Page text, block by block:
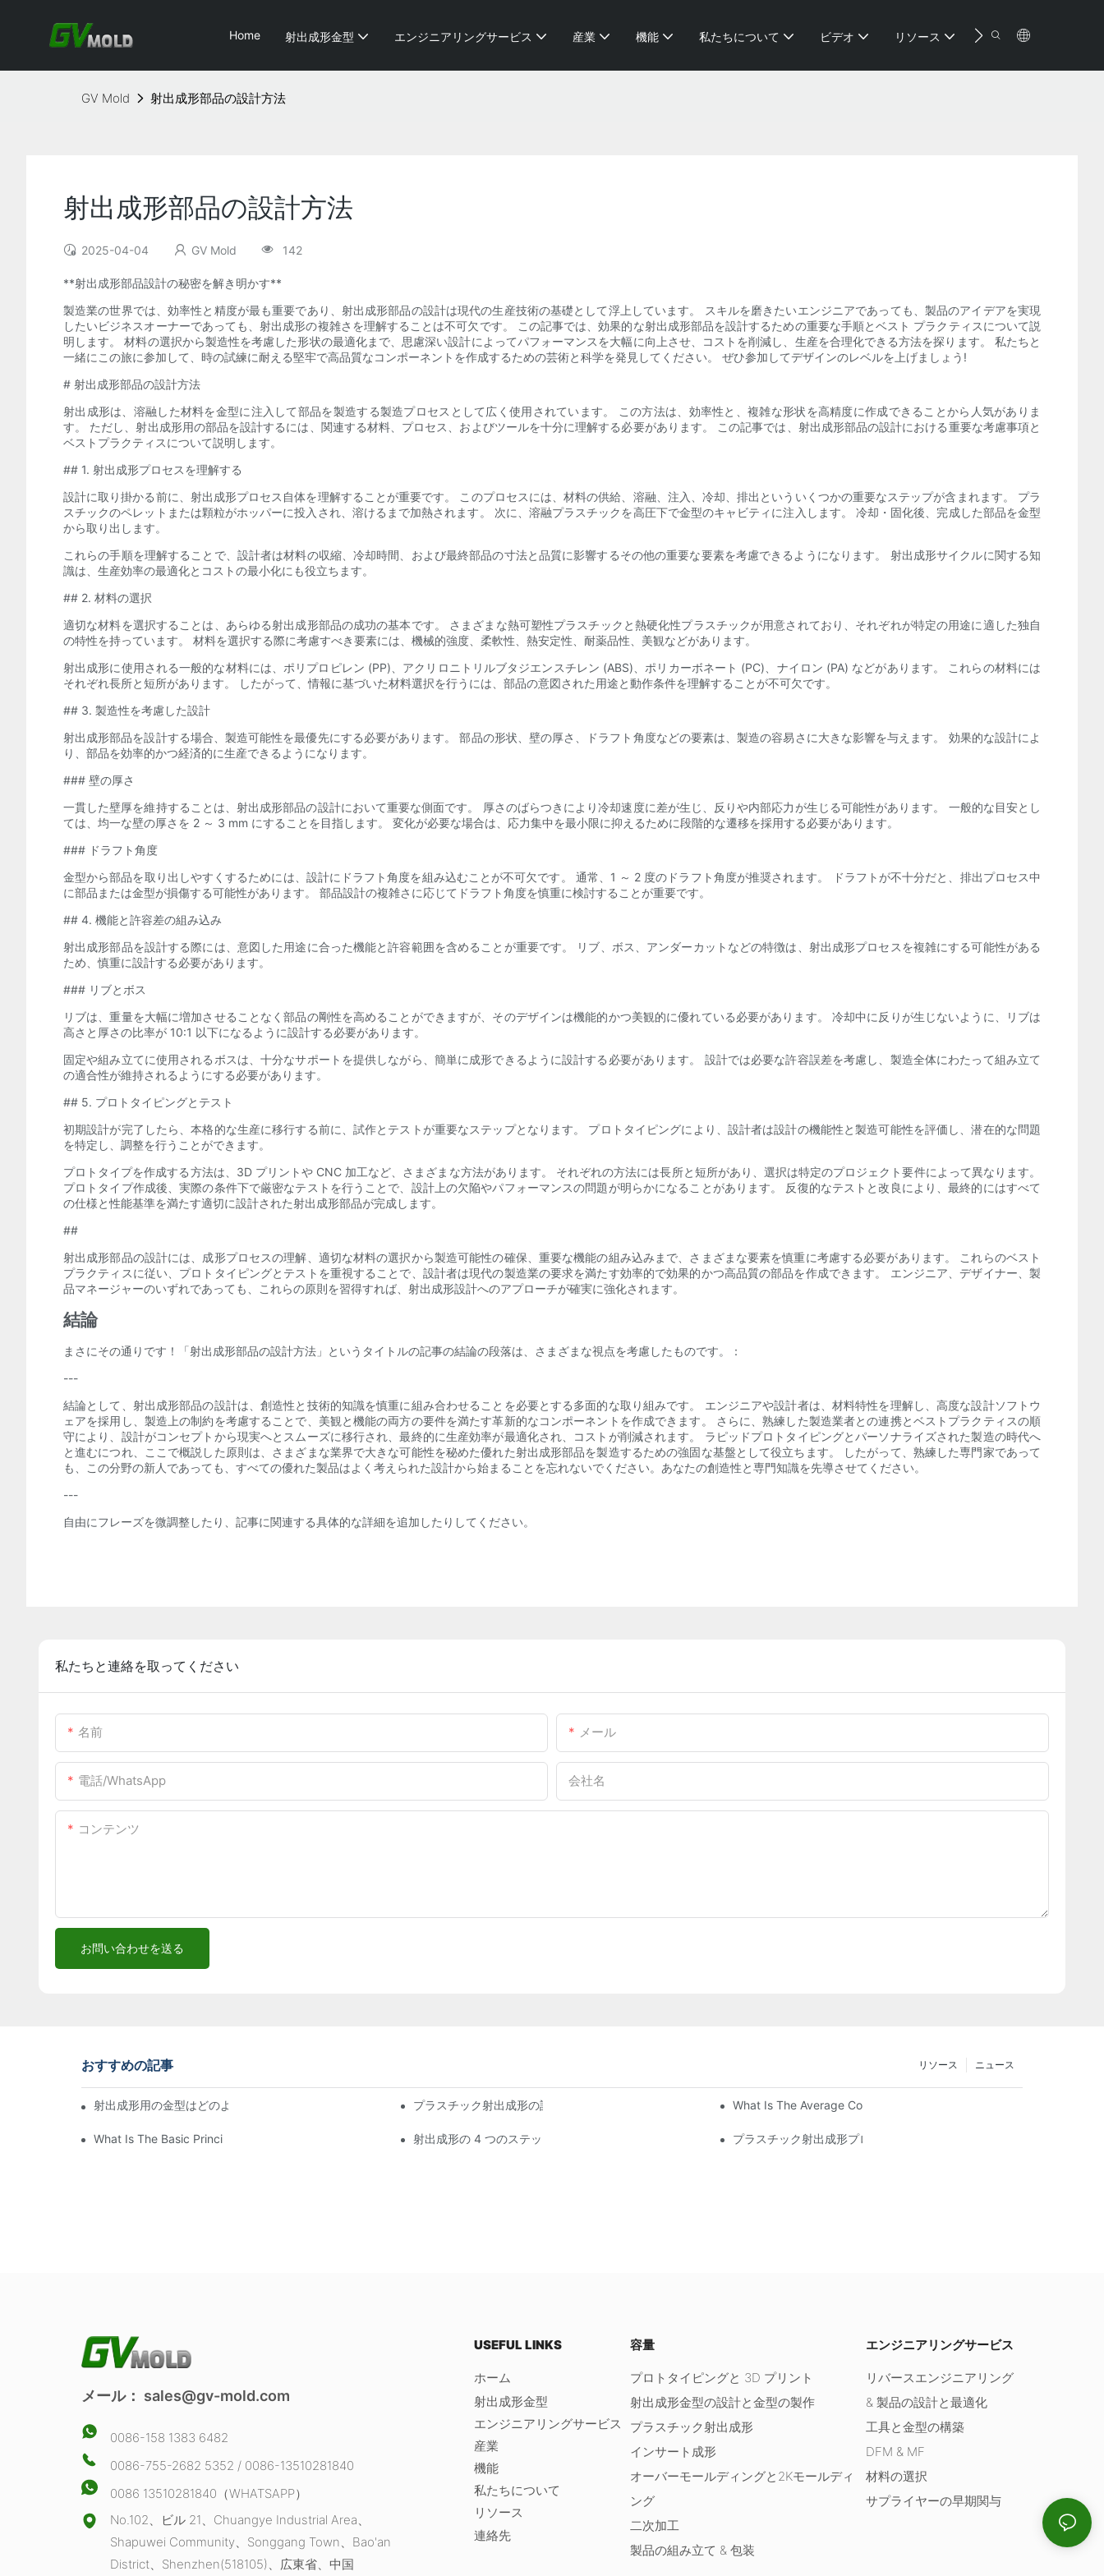
Home 射出成形金型 エンジニアリングサービス 産業 機能 私たちについて ビデオ リソース 連絡先
GV Mold 射出成形部品の設計方法
射出成形部品の設計方法
2025-04-04 GV Mold 142
**射出成形部品設計の秘密を解き明かす**
製造業の世界では、効率性と精度が最も重要であり、射出成形部品の設計は現代の生産技術の基礎として浮上しています。 スキルを磨きたいエンジニアであっても、製品のアイデアを実現
したいビジネスオーナーであっても、射出成形の複雑さを理解することは不可欠です。 この記事では、効果的な射出成形部品を設計するための重要な手順とベスト プラクティスについて説
明します。 材料の選択から製造性を考慮した形状の最適化まで、思慮深い設計によってパフォーマンスを大幅に向上させ、コストを削減し、生産を合理化できる方法を探ります。 私たちと
一緒にこの旅に参加して、時の試練に耐える堅牢で高品質なコンポーネントを作成するための芸術と科学を発見してください。 ぜひ参加してデザインのレベルを上げましょう!
# 射出成形部品の設計方法
射出成形は、溶融した材料を金型に注入して部品を製造する製造プロセスとして広く使用されています。 この方法は、効率性と、複雑な形状を高精度に作成できることから人気がありま
す。 ただし、射出成形用の部品を設計するには、関連する材料、プロセス、およびツールを十分に理解する必要があります。 この記事では、射出成形部品の設計における重要な考慮事項と
ベストプラクティスについて説明します。
## 1. 射出成形プロセスを理解する
設計に取り掛かる前に、射出成形プロセス自体を理解することが重要です。 このプロセスには、材料の供給、溶融、注入、冷却、排出といういくつかの重要なステップが含まれます。 プラ
スチックのペレットまたは顆粒がホッパーに投入され、溶けるまで加熱されます。 次に、溶融プラスチックを高圧下で金型のキャビティに注入します。 冷却・固化後、完成した部品を金型
から取り出します。
これらの手順を理解することで、設計者は材料の収縮、冷却時間、および最終部品の寸法と品質に影響するその他の重要な要素を考慮できるようになります。 射出成形サイクルに関する知
識は、生産効率の最適化とコストの最小化にも役立ちます。
## 2. 材料の選択
適切な材料を選択することは、あらゆる射出成形部品の成功の基本です。 さまざまな熱可塑性プラスチックと熱硬化性プラスチックが用意されており、それぞれが特定の用途に適した独自
の特性を持っています。 材料を選択する際に考慮すべき要素には、機械的強度、柔軟性、熱安定性、耐薬品性、美観などがあります。
射出成形に使用される一般的な材料には、ポリプロピレン (PP)、アクリロニトリルブタジエンスチレン (ABS)、ポリカーボネート (PC)、ナイロン (PA) などがあります。 これらの材料には
それぞれ長所と短所があります。 したがって、情報に基づいた材料選択を行うには、部品の意図された用途と動作条件を理解することが不可欠です。
## 3. 製造性を考慮した設計
射出成形部品を設計する場合、製造可能性を最優先にする必要があります。 部品の形状、壁の厚さ、ドラフト角度などの要素は、製造の容易さに大きな影響を与えます。 効果的な設計によ
り、部品を効率的かつ経済的に生産できるようになります。
### 壁の厚さ
一貫した壁厚を維持することは、射出成形部品の設計において重要な側面です。 厚さのばらつきにより冷却速度に差が生じ、反りや内部応力が生じる可能性があります。 一般的な目安とし
ては、均一な壁の厚さを 2 ～ 3 mm にすることを目指します。 変化が必要な場合は、応力集中を最小限に抑えるために段階的な遷移を採用する必要があります。
### ドラフト角度
金型から部品を取り出しやすくするためには、設計にドラフト角度を組み込むことが不可欠です。 通常、1 ～ 2 度のドラフト角度が推奨されます。 ドラフトが不十分だと、排出プロセス中
に部品または金型が損傷する可能性があります。 部品設計の複雑さに応じてドラフト角度を慎重に検討することが重要です。
## 4. 機能と許容差の組み込み
射出成形部品を設計する際には、意図した用途に合った機能と許容範囲を含めることが重要です。 リブ、ボス、アンダーカットなどの特徴は、射出成形プロセスを複雑にする可能性がある
ため、慎重に設計する必要があります。
### リブとボス
リブは、重量を大幅に増加させることなく部品の剛性を高めることができますが、そのデザインは機能的かつ美観的に優れている必要があります。 冷却中に反りが生じないように、リブは
高さと厚さの比率が 10:1 以下になるように設計する必要があります。
固定や組み立てに使用されるボスは、十分なサポートを提供しながら、簡単に成形できるように設計する必要があります。 設計では必要な許容誤差を考慮し、製造全体にわたって組み立て
の適合性が維持されるようにする必要があります。
## 5. プロトタイピングとテスト
初期設計が完了したら、本格的な生産に移行する前に、試作とテストが重要なステップとなります。 プロトタイピングにより、設計者は設計の機能性と製造可能性を評価し、潜在的な問題
を特定し、調整を行うことができます。
プロトタイプを作成する方法は、3D プリントや CNC 加工など、さまざまな方法があります。 それぞれの方法には長所と短所があり、選択は特定のプロジェクト要件によって異なります。
プロトタイプ作成後、実際の条件下で厳密なテストを行うことで、設計上の欠陥やパフォーマンスの問題が明らかになることがあります。 反復的なテストと改良により、最終的にはすべて
の仕様と性能基準を満たす適切に設計された射出成形部品が完成します。
##
射出成形部品の設計には、成形プロセスの理解、適切な材料の選択から製造可能性の確保、重要な機能の組み込みまで、さまざまな要素を慎重に考慮する必要があります。 これらのベスト
プラクティスに従い、プロトタイピングとテストを重視することで、設計者は現代の製造業の要求を満たす効率的で効果的かつ高品質の部品を作成できます。 エンジニア、デザイナー、製
品マネージャーのいずれであっても、これらの原則を習得すれば、射出成形設計へのアプローチが確実に強化されます。
結論
まさにその通りです！「射出成形部品の設計方法」というタイトルの記事の結論の段落は、さまざまな視点を考慮したものです。：
---
結論として、射出成形部品の設計は、創造性と技術的知識を慎重に組み合わせることを必要とする多面的な取り組みです。 エンジニアや設計者は、材料特性を理解し、高度な設計ソフトウ
ェアを採用し、製造上の制約を考慮することで、美観と機能の両方の要件を満たす革新的なコンポーネントを作成できます。 さらに、熟練した製造業者との連携とベストプラクティスの順
守により、設計がコンセプトから現実へとスムーズに移行され、最終的に生産効率が最適化され、コストが削減されます。 ラピッドプロトタイピングとパーソナライズされた製造の時代へ
と進むにつれ、ここで概説した原則は、さまざまな業界で大きな可能性を秘めた優れた射出成形部品を製造するための強固な基盤として役立ちます。 したがって、熟練した専門家であって
も、この分野の新人であっても、すべての優れた製品はよく考えられた設計から始まることを忘れないでください。あなたの創造性と専門知識を先導させてください。
---
自由にフレーズを微調整したり、記事に関連する具体的な詳細を追加したりしてください。
私たちと連絡を取ってください
名前 メール
電話/WhatsApp 会社名
コンテンツ
お問い合わせを送る
おすすめの記事 ニュース
リソース
射出成形用の金型はどのように作られるのでしょうか? プラスチック射出成形の設計方法は？ What Is The Average Cost Of An Injection Mold?
What Is The Basic Principle Of Injection Molding? 射出成形の 4 つのステップとは何ですか? プラスチック射出成形プロセスはどのように機能しますか?
メール： sales@gv-mold.com
0086-158 1383 6482
0086-755-2682 5352 / 0086-13510281840
0086 13510281840（WHATSAPP）
No.102、ビル 21、Chuangye Industrial Area、
Shapuwei Community、Songgang Town、Bao'an
District、Shenzhen(518105)、広東省、中国
USEFUL LINKS
ホーム
射出成形金型
エンジニアリングサービス
産業
機能
私たちについて
リソース
連絡先
容量
プロトタイピングと 3D プリント
射出成形金型の設計と金型の製作
プラスチック射出成形
インサート成形
オーバーモールディングと2Kモールディ
ング
二次加工
製品の組み立て & 包装
エンジニアリングサービス
リバースエンジニアリング
& 製品の設計と最適化
工具と金型の構築
DFM & MF
材料の選択
サプライヤーの早期関与